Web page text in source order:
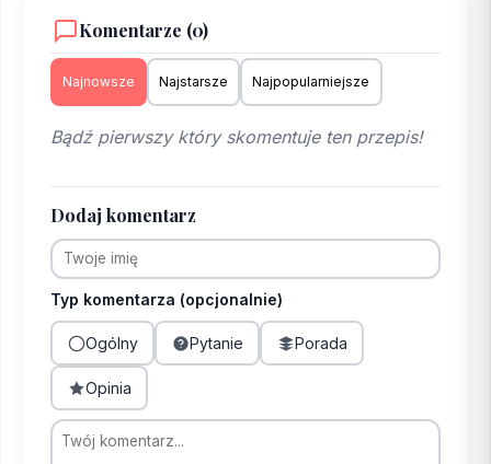
Komentarze (0)
Najnowsze Najstarsze Najpopularniejsze
Bądź pierwszy który skomentuje ten przepis!
Dodaj komentarz
Typ komentarza (opcjonalnie)
Ogólny Pytanie Porada
Opinia